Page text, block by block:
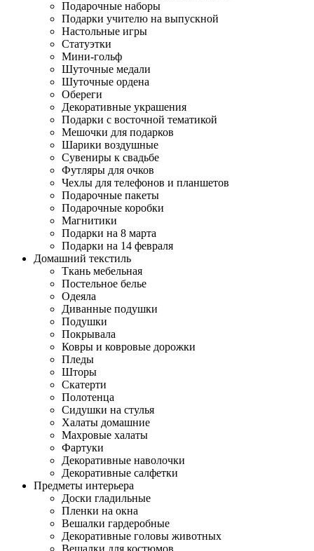
Подарочные наборы
Подарки учителю на выпускной
Настольные игры
Статуэтки
Мини-гольф
Шуточные медали
Шуточные ордена
Обереги
Декоративные украшения
Подарки с восточной тематикой
Мешочки для подарков
Шарики воздушные
Сувениры к свадьбе
Футляры для очков
Чехлы для телефонов и планшетов
Подарочные пакеты
Подарочные коробки
Магнитики
Подарки на 8 марта
Подарки на 14 февраля
Домашний текстиль
Ткань мебельная
Постельное белье
Одеяла
Диванные подушки
Подушки
Покрывала
Ковры и ковровые дорожки
Пледы
Шторы
Скатерти
Полотенца
Сидушки на стулья
Халаты домашние
Махровые халаты
Фартуки
Декоративные наволочки
Декоративные салфетки
Предметы интерьера
Доски гладильные
Пленки на окна
Вешалки гардеробные
Декоративные головы животных
Вешалки для костюмов